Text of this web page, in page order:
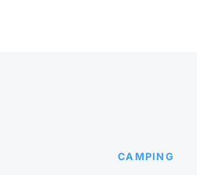
CAMPING